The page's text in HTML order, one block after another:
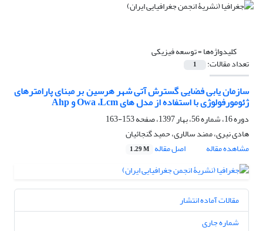
کلیدواژه‌ها =توسعه فیزیکی
تعداد مقالات: 1
سازمان یابی فضایی گسترش آتی شهر هرسین بر مبنای پارامترهای
ژئومورفولوژی با استفاده از مدل های Owa ،Lcm و Ahp
دوره 16، شماره 56، بهار 1397، صفحه
153-163
هادی نیری، ممند سالاری، حمید گنجائیان
مشاهده مقاله
اصل مقاله 1.29 M
مقالات آماده انتشار
شماره جاری